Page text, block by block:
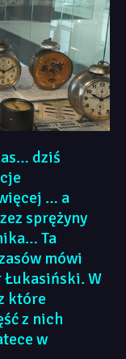
dziś
… a
sprężyny
Ta
mówi
W
które
z nich
w